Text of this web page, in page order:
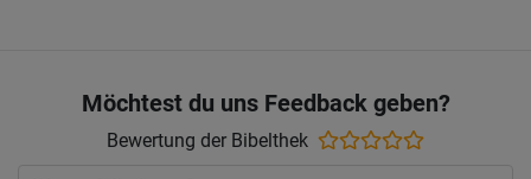
Möchtest du uns Feedback geben?
Bewertung der Bibelthek